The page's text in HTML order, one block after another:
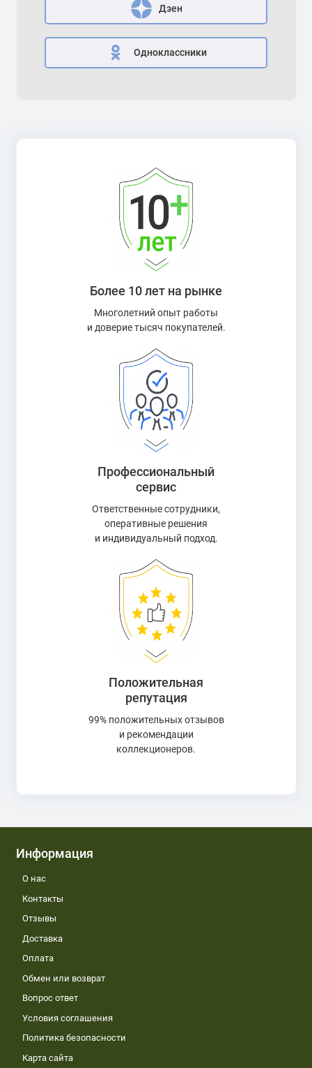
Дзен
Одноклассники
Более 10 лет на рынке
Многолетний опыт работы
и доверие тысяч покупателей.
Профессиональный
сервис
Ответственные сотрудники,
оперативные решения
и индивидуальный подход.
Положительная
репутация
99% положительных отзывов
и рекомендации
коллекционеров.
Информация
О нас
Контакты
Отзывы
Доставка
Оплата
Обмен или возврат
Вопрос ответ
Условия соглашения
Политика безопасности
Карта сайта